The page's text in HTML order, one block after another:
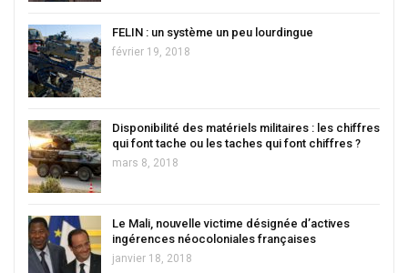
FELIN : un système un peu lourdingue
février 19, 2018
Disponibilité des matériels militaires : les chiffres
qui font tache ou les taches qui font chiffres ?
mars 8, 2018
Le Mali, nouvelle victime désignée d’actives
ingérences néocoloniales françaises
janvier 18, 2018